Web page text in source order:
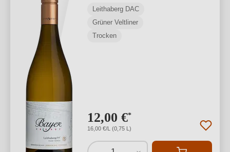
Leithaberg DAC
Grüner Veltliner
Trocken
12,00 €*
16,00 €/L (0,75 L)